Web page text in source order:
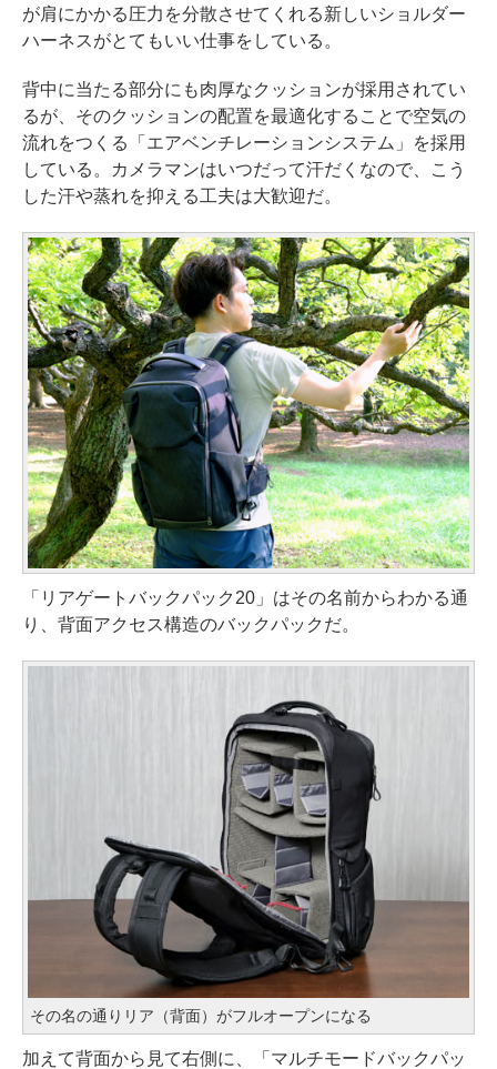
が肩にかかる圧力を分散させてくれる新しいショルダー
ハーネスがとてもいい仕事をしている。
背中に当たる部分にも肉厚なクッションが採用されてい
るが、そのクッションの配置を最適化することで空気の
流れをつくる「エアベンチレーションシステム」を採用
している。カメラマンはいつだって汗だくなので、こう
した汗や蒸れを抑える工夫は大歓迎だ。
「リアゲートバックパック20」はその名前からわかる通
り、背面アクセス構造のバックパックだ。
その名の通りリア（背面）がフルオープンになる
加えて背面から見て右側に、「マルチモードバックパッ